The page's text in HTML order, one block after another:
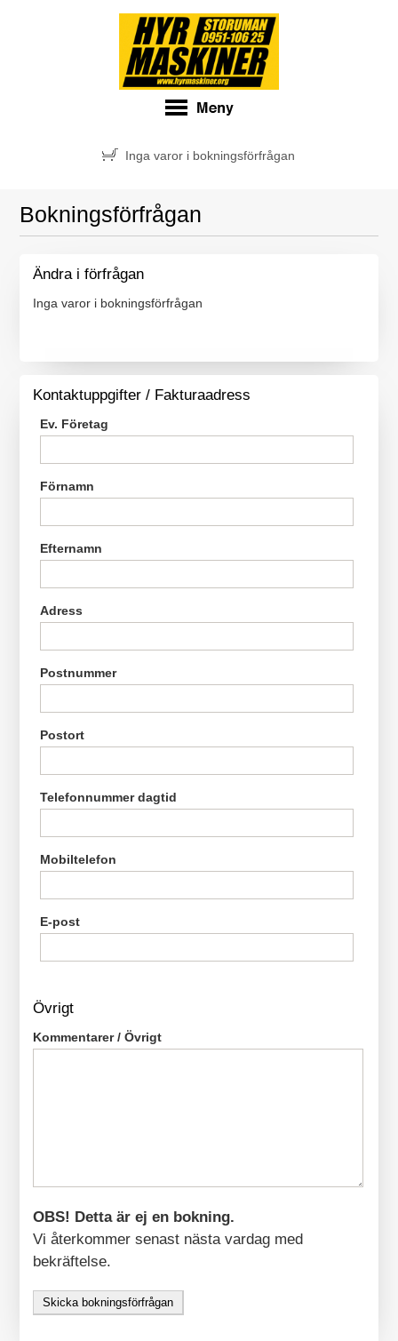
Inga varor i bokningsförfrågan
Bokningsförfrågan
Ändra i förfrågan
Inga varor i bokningsförfrågan
Kontaktuppgifter / Fakturaadress
Ev. Företag
Förnamn
Efternamn
Adress
Postnummer
Postort
Telefonnummer dagtid
Mobiltelefon
E-post
Övrigt
Kommentarer / Övrigt
OBS! Detta är ej en bokning.
Vi återkommer senast nästa vardag med
bekräftelse.
Skicka bokningsförfrågan